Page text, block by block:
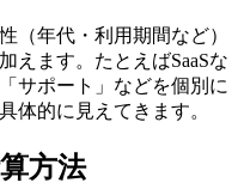
（年代・利用期間など）
えます。たとえばSaaSな
サポート」などを個別に
体的に見えてきます。
方法